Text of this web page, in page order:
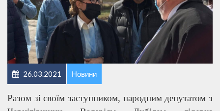
26.03.2021 Новини
Разом зі своїм заступником, народним депутатом з